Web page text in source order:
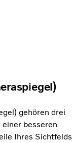
gehören drei
besseren
Ihres Sichtfelds